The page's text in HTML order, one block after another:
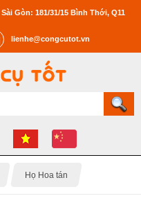
Gòn: 181/31/15 Bình Thới, Q11
lienhe@congcutot.vn
Họ Hoa tán